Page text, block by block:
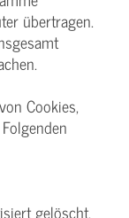
übertragen.
Cookies,
gelöscht,